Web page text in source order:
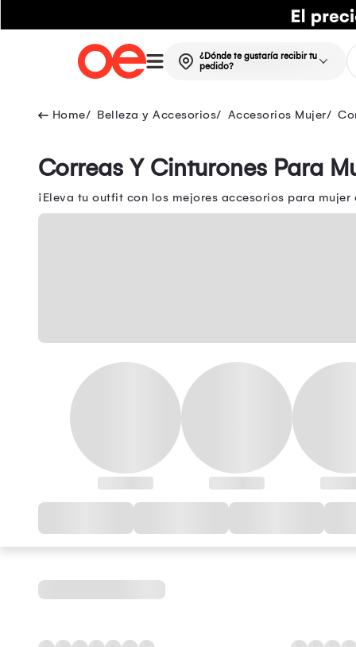
¿Dónde te gustaría recibir tu
pedido?
Belleza y Accesorios Accesorios Mujer
Correas Y Cinturones Para
¡Eleva tu outfit con los mejores accesorios para